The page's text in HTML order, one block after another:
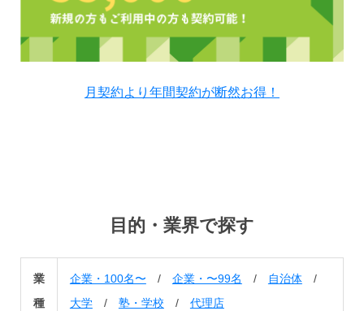
月契約より年間契約が断然お得！
目的・業界で探す
業
種
企業・100名〜 / 企業・〜99名 / 自治体/
大学/ 塾・学校 / 代理店